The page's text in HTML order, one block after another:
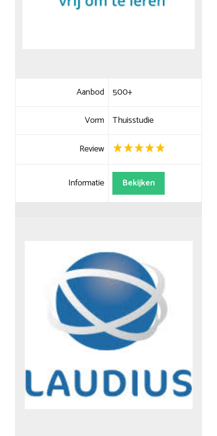
Aanbod 500+
Vorm Thuisstudie
Review
Informatie Bekijken